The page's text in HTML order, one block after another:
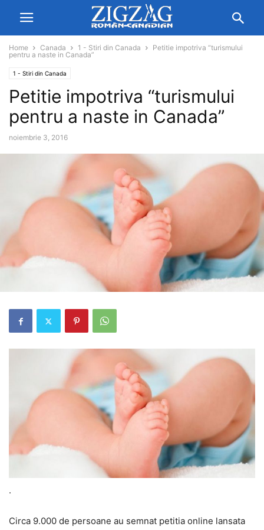
Home Canada 1 - Stiri din Canada
Petitie impotriva “turismului
pentru a naste in Canada”
1 - Stiri din Canada
Petitie impotriva “turismului
pentru a naste in Canada”
noiembrie 3, 2016
.
Circa 9.000 de persoane au semnat petitia online lansata